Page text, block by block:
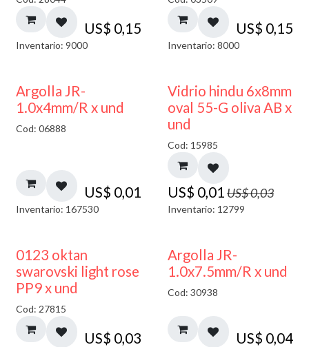
US$ 0,15
Inventario: 9000
US$ 0,15
Inventario: 8000
Argolla JR-
1.0x4mm/R x und
Cod: 06888
US$ 0,01
Inventario: 167530
50% DESCUENTO
Vidrio hindu 6x8mm
oval 55-G oliva AB x
und
Cod: 15985
US$ 0,01US$0,03
Inventario: 12799
0123 oktan
swarovski light rose
PP9 x und
Cod: 27815
US$ 0,03
Argolla JR-
1.0x7.5mm/R x und
Cod: 30938
US$ 0,04